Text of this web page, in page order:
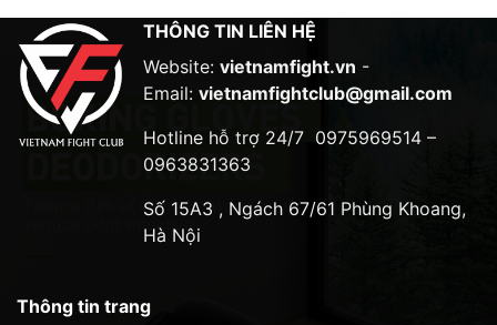
THÔNG TIN LIÊN HỆ
Website: vietnamfight.vn -
Email: vietnamfightclub@gmail.com
Hotline hỗ trợ 24/7 0975969514 –
0963831363
Số 15A3 , Ngách 67/61 Phùng Khoang,
Hà Nội
Thông tin trang